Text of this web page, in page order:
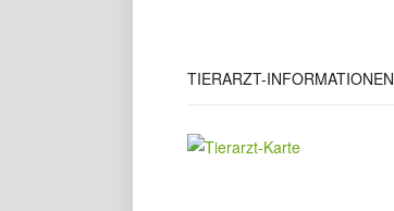
TIERARZT-INFORMATIONEN